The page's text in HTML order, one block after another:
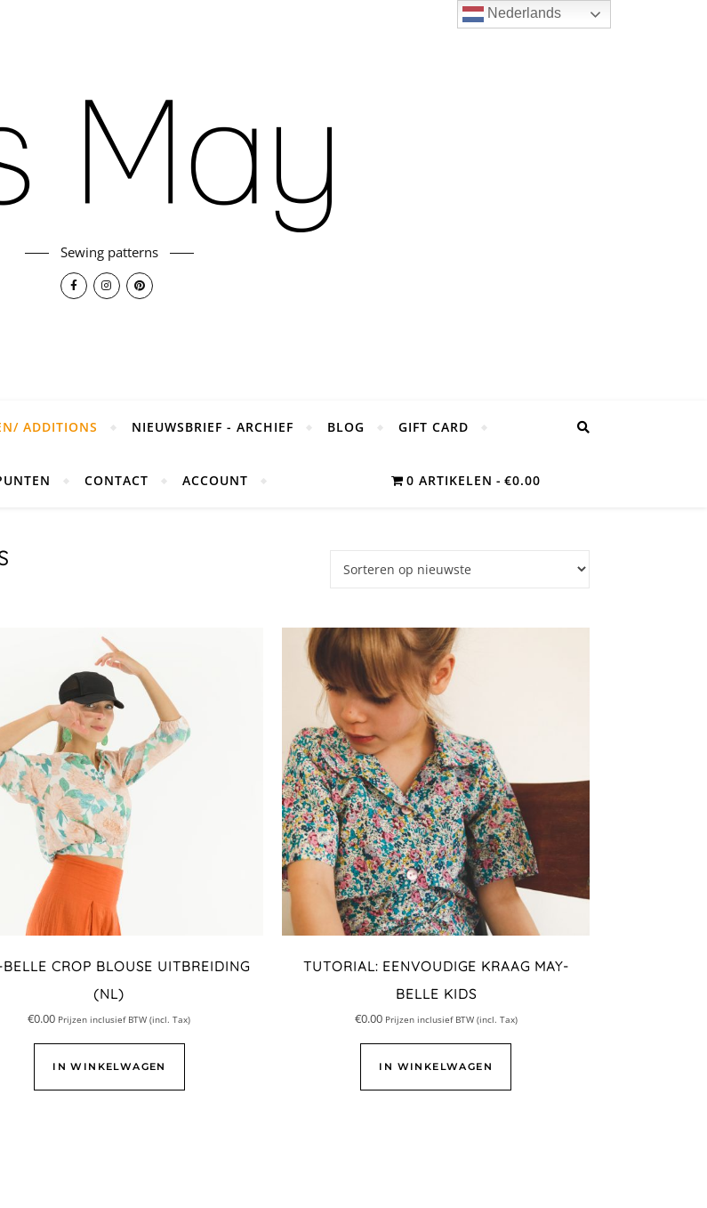
Sewing patterns
ADDITIONS NIEUWSBRIEF - ARCHIEF BLOG GIFT CARD
CONTACT ACCOUNT 0 ARTIKELEN €0.00
BELLE CROP BLOUSE UITBREIDING
(NL)
€0.00 Prijzen inclusief BTW (incl. Tax)
IN WINKELWAGEN
TUTORIAL: EENVOUDIGE KRAAG MAY-
BELLE KIDS
€0.00 Prijzen inclusief BTW (incl. Tax)
IN WINKELWAGEN
Nederlands